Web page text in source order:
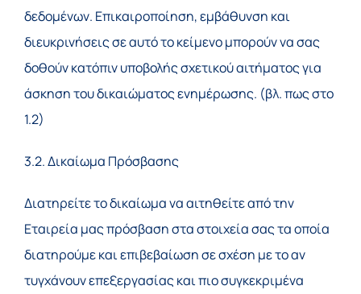
δεδομένων. Επικαιροποίηση, εμβάθυνση και
διευκρινήσεις σε αυτό το κείμενο μπορούν να σας
δοθούν κατόπιν υποβολής σχετικού αιτήματος για
άσκηση του δικαιώματος ενημέρωσης. (βλ. πως στο
1.2)
3.2. Δικαίωμα Πρόσβασης
Διατηρείτε το δικαίωμα να αιτηθείτε από την
Εταιρεία μας πρόσβαση στα στοιχεία σας τα οποία
διατηρούμε και επιβεβαίωση σε σχέση με το αν
τυγχάνουν επεξεργασίας και πιο συγκεκριμένα